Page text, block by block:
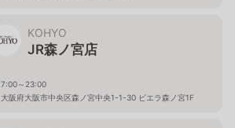
KOHYO
JR森ノ宮店
7:00～23:00
大阪府大阪市中央区森ノ宮中央1-1-30 ビエラ森ノ宮1F